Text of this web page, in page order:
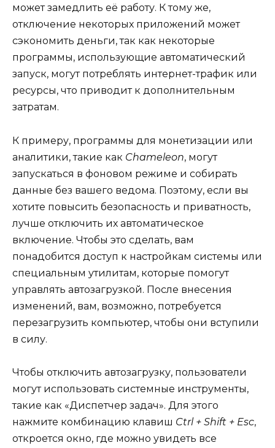
может замедлить её работу. К тому же,
отключение некоторых приложений может
сэкономить деньги, так как некоторые
программы, использующие автоматический
запуск, могут потреблять интернет-трафик или
ресурсы, что приводит к дополнительным
затратам.
К примеру, программы для монетизации или
аналитики, такие как Chameleon, могут
запускаться в фоновом режиме и собирать
данные без вашего ведома. Поэтому, если вы
хотите повысить безопасность и приватность,
лучше отключить их автоматическое
включение. Чтобы это сделать, вам
понадобится доступ к настройкам системы или
специальным утилитам, которые помогут
управлять автозагрузкой. После внесения
изменений, вам, возможно, потребуется
перезагрузить компьютер, чтобы они вступили
в силу.
Чтобы отключить автозагрузку, пользователи
могут использовать системные инструменты,
такие как «Диспетчер задач». Для этого
нажмите комбинацию клавиш Ctrl + Shift + Esc,
откроется окно, где можно увидеть все